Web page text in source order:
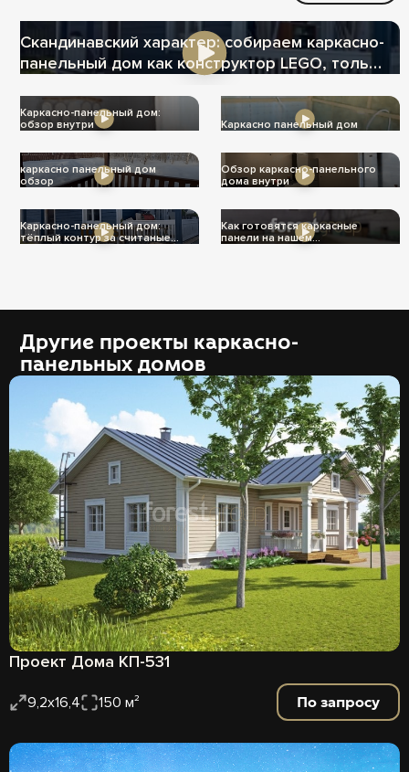
Скандинавский характер: собираем каркасно-
панельный дом как конструктор LEGO, только
Каркасно-панельный дом:
обзор внутри
Каркасно панельный дом
каркасно панельный дом
обзор
Обзор каркасно-панельного
дома внутри
Каркасно-панельный дом:
тёплый контур за считаные
Как готовятся каркасные
панели на нашем
Другие проекты каркасно-
панельных домов
Проект Дома КП-531
9,2х16,4 150 м² По запросу